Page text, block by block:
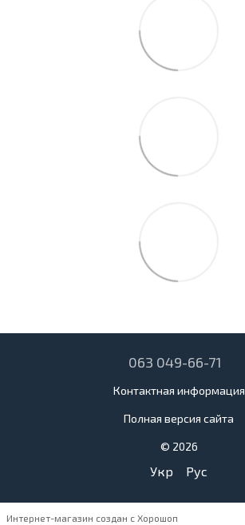
063 049-66-71
Контактная информация
Полная версия сайта
© 2026
Укр Рус
Интернет-магазин создан с Хорошоп